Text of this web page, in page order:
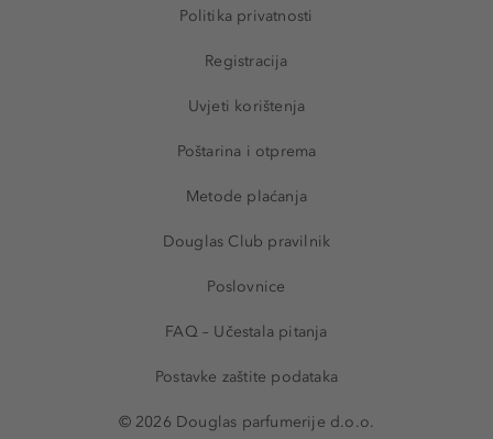
Politika privatnosti
Registracija
Uvjeti korištenja
Poštarina i otprema
Metode plaćanja
Douglas Club pravilnik
Poslovnice
FAQ – Učestala pitanja
Postavke zaštite podataka
© 2026 Douglas parfumerije d.o.o.